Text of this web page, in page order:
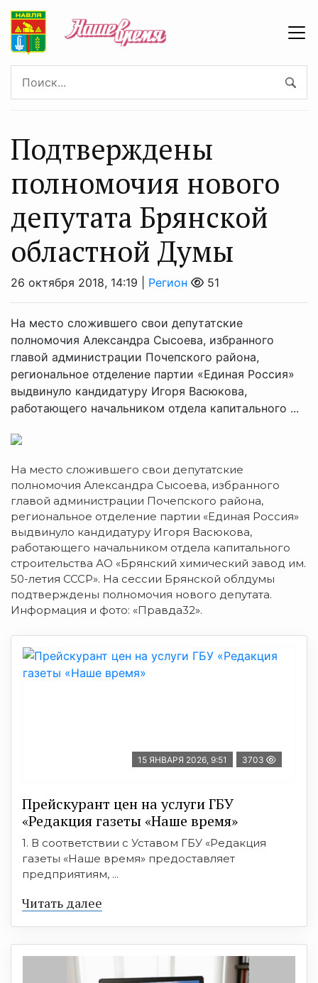
Подтверждены
полномочия нового
депутата Брянской
областной Думы
26 октября 2018, 14:19 | Регион 51
На место сложившего свои депутатские
полномочия Александра Сысоева, избранного
главой администрации Почепского района,
региональное отделение партии «Единая Россия»
выдвинуло кандидатуру Игоря Васюкова,
работающего начальником отдела капитального ...
На место сложившего свои депутатские
полномочия Александра Сысоева, избранного
главой администрации Почепского района,
региональное отделение партии «Единая Россия»
выдвинуло кандидатуру Игоря Васюкова,
работающего начальником отдела капитального
строительства АО «Брянский химический завод им.
50-летия СССР». На сессии Брянской облдумы
подтверждены полномочия нового депутата.
Информация и фото: «Правда32».
15 ЯНВАРЯ 2026, 9:51 3703
Прейскурант цен на услуги ГБУ
«Редакция газеты «Наше время»
1. В соответствии с Уставом ГБУ «Редакция
газеты «Наше время» предоставляет
предприятиям, ...
Читать далее